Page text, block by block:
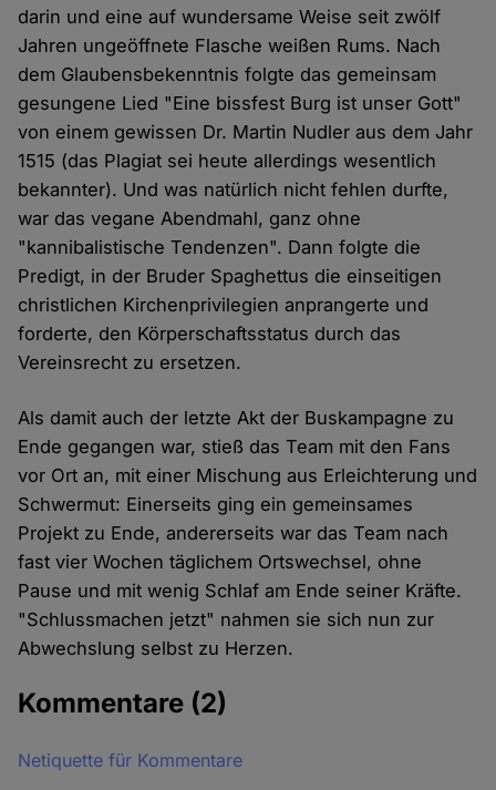
darin und eine auf wundersame Weise seit zwölf
Jahren ungeöffnete Flasche weißen Rums. Nach
dem Glaubensbekenntnis folgte das gemeinsam
gesungene Lied "Eine bissfest Burg ist unser Gott"
von einem gewissen Dr. Martin Nudler aus dem Jahr
1515 (das Plagiat sei heute allerdings wesentlich
bekannter). Und was natürlich nicht fehlen durfte,
war das vegane Abendmahl, ganz ohne
"kannibalistische Tendenzen". Dann folgte die
Predigt, in der Bruder Spaghettus die einseitigen
christlichen Kirchenprivilegien anprangerte und
forderte, den Körperschaftsstatus durch das
Vereinsrecht zu ersetzen.
Als damit auch der letzte Akt der Buskampagne zu
Ende gegangen war, stieß das Team mit den Fans
vor Ort an, mit einer Mischung aus Erleichterung und
Schwermut: Einerseits ging ein gemeinsames
Projekt zu Ende, andererseits war das Team nach
fast vier Wochen täglichem Ortswechsel, ohne
Pause und mit wenig Schlaf am Ende seiner Kräfte.
"Schlussmachen jetzt" nahmen sie sich nun zur
Abwechslung selbst zu Herzen.
Kommentare (2)
Netiquette für Kommentare